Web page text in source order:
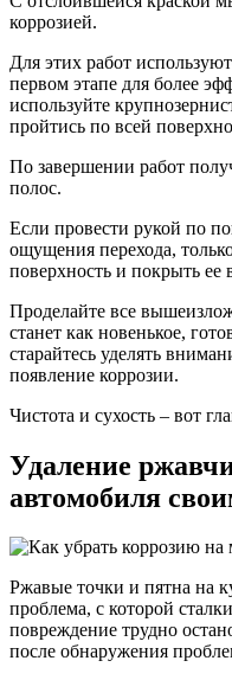
коррозией.
Для этих работ
первом этапе для более
используйте
пройтись по всей
По завершении работ
полос.
Если провести рукой по
ощущения перехода,
поверхность и покрыть ее
Проделайте все
станет как новенькое,
старайтесь уделять
появление коррозии.
Чистота и сухость – вот
Удаление
автомобиля
Ржавые точки и пятна на
проблема, с которой
повреждение трудно
после обнаружения